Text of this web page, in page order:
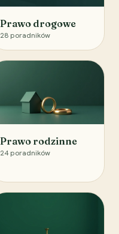
Prawo drogowe
28 poradników
Prawo rodzinne
24 poradników